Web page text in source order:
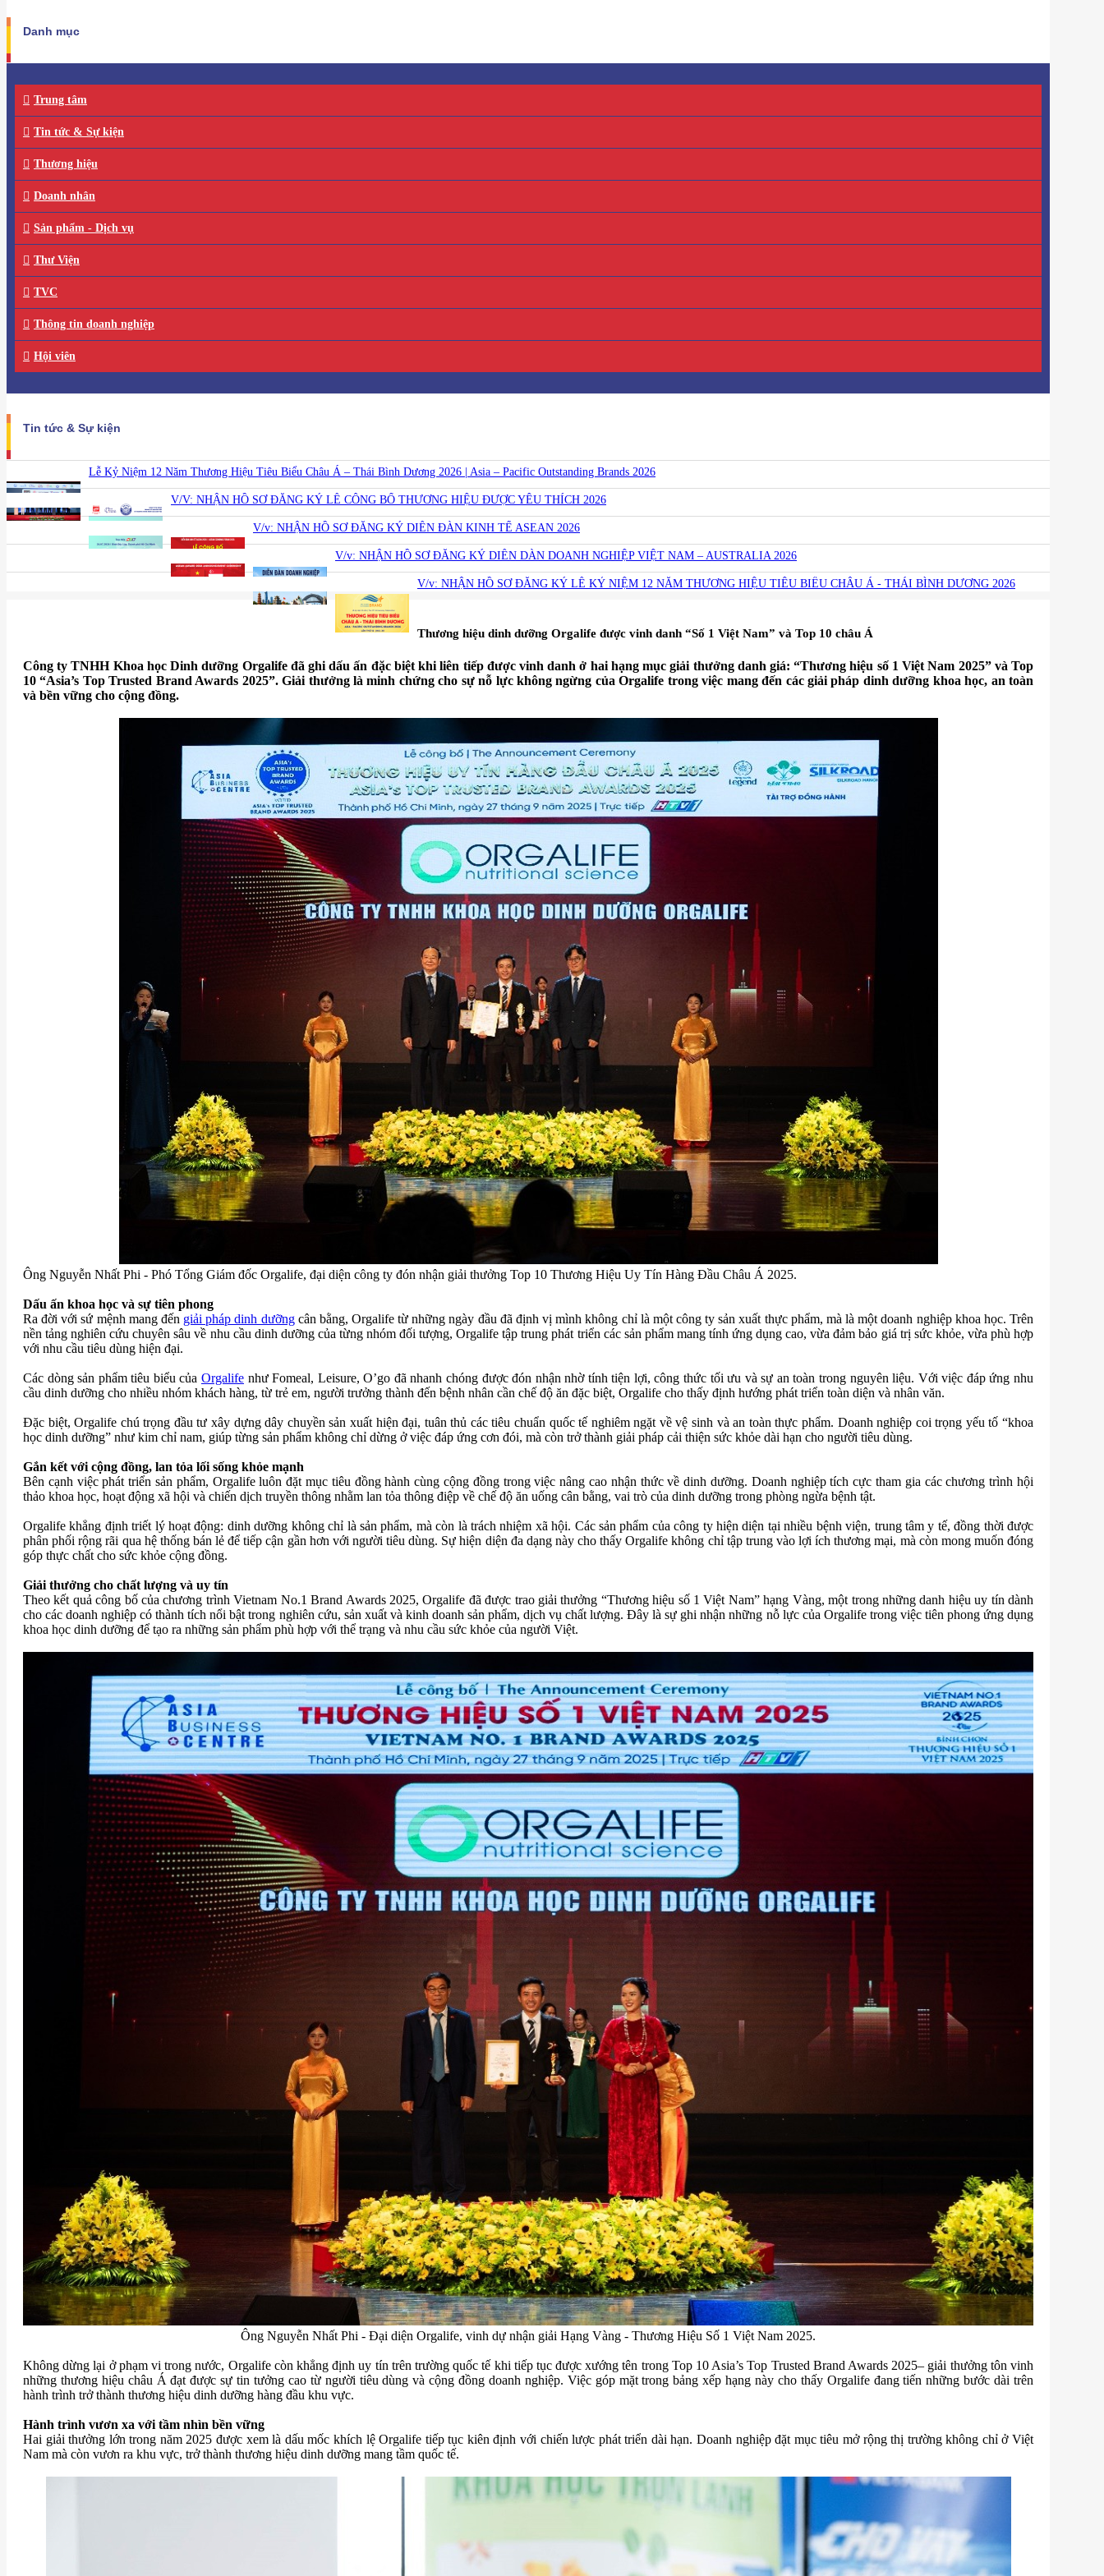
Danh mục
Trung tâm
Tin tức & Sự kiện
Thương hiệu
Doanh nhân
Sản phẩm - Dịch vụ
Thư Viện
TVC
Thông tin doanh nghiệp
Hội viên
Tin tức & Sự kiện
Lễ Kỷ Niệm 12 Năm Thương Hiệu Tiêu Biểu Châu Á – Thái Bình Dương 2026 | Asia – Pacific Outstanding Brands 2026
V/V: NHẬN HỒ SƠ ĐĂNG KÝ LỄ CÔNG BỐ THƯƠNG HIỆU ĐƯỢC YÊU THÍCH 2026
V/v: NHẬN HỒ SƠ ĐĂNG KÝ DIỄN ĐÀN KINH TẾ ASEAN 2026
V/v: NHẬN HỒ SƠ ĐĂNG KÝ DIỄN DÀN DOANH NGHIỆP VIỆT NAM – AUSTRALIA 2026
V/v: NHẬN HỒ SƠ ĐĂNG KÝ LỄ KỶ NIỆM 12 NĂM THƯƠNG HIỆU TIÊU BIỂU CHÂU Á - THÁI BÌNH DƯƠNG 2026
Thương hiệu dinh dưỡng Orgalife được vinh danh “Số 1 Việt Nam” và Top 10 châu Á
Công ty TNHH Khoa học Dinh dưỡng Orgalife đã ghi dấu ấn đặc biệt khi liên tiếp được vinh danh ở hai hạng mục giải thưởng danh giá: “Thương hiệu số 1 Việt Nam 2025” và Top
10 “Asia’s Top Trusted Brand Awards 2025”. Giải thưởng là minh chứng cho sự nỗ lực không ngừng của Orgalife trong việc mang đến các giải pháp dinh dưỡng khoa học, an toàn
và bền vững cho cộng đồng.
Ông Nguyễn Nhất Phi - Phó Tổng Giám đốc Orgalife, đại diện công ty đón nhận giải thưởng Top 10 Thương Hiệu Uy Tín Hàng Đầu Châu Á 2025.
Dấu ấn khoa học và sự tiên phong
Ra đời với sứ mệnh mang đến giải pháp dinh dưỡngcân bằng, Orgalife từ những ngày đầu đã định vị mình không chỉ là một công ty sản xuất thực phẩm, mà là một doanh nghiệp khoa học. Trên
nền tảng nghiên cứu chuyên sâu về nhu cầu dinh dưỡng của từng nhóm đối tượng, Orgalife tập trung phát triển các sản phẩm mang tính ứng dụng cao, vừa đảm bảo giá trị sức khỏe, vừa phù hợp
với nhu cầu tiêu dùng hiện đại.
Các dòng sản phẩm tiêu biểu của Orgalifenhư Fomeal, Leisure, O’go đã nhanh chóng được đón nhận nhờ tính tiện lợi, công thức tối ưu và sự an toàn trong nguyên liệu. Với việc đáp ứng nhu
cầu dinh dưỡng cho nhiều nhóm khách hàng, từ trẻ em, người trưởng thành đến bệnh nhân cần chế độ ăn đặc biệt, Orgalife cho thấy định hướng phát triển toàn diện và nhân văn.
Đặc biệt, Orgalife chú trọng đầu tư xây dựng dây chuyền sản xuất hiện đại, tuân thủ các tiêu chuẩn quốc tế nghiêm ngặt về vệ sinh và an toàn thực phẩm. Doanh nghiệp coi trọng yếu tố “khoa
học dinh dưỡng” như kim chỉ nam, giúp từng sản phẩm không chỉ dừng ở việc đáp ứng cơn đói, mà còn trở thành giải pháp cải thiện sức khỏe dài hạn cho người tiêu dùng.
Gắn kết với cộng đồng, lan tỏa lối sống khỏe mạnh
Bên cạnh việc phát triển sản phẩm, Orgalife luôn đặt mục tiêu đồng hành cùng cộng đồng trong việc nâng cao nhận thức về dinh dưỡng. Doanh nghiệp tích cực tham gia các chương trình hội
thảo khoa học, hoạt động xã hội và chiến dịch truyền thông nhằm lan tỏa thông điệp về chế độ ăn uống cân bằng, vai trò của dinh dưỡng trong phòng ngừa bệnh tật.
Orgalife khẳng định triết lý hoạt động: dinh dưỡng không chỉ là sản phẩm, mà còn là trách nhiệm xã hội. Các sản phẩm của công ty hiện diện tại nhiều bệnh viện, trung tâm y tế, đồng thời được
phân phối rộng rãi qua hệ thống bán lẻ để tiếp cận gần hơn với người tiêu dùng. Sự hiện diện đa dạng này cho thấy Orgalife không chỉ tập trung vào lợi ích thương mại, mà còn mong muốn đóng
góp thực chất cho sức khỏe cộng đồng.
Giải thưởng cho chất lượng và uy tín
Theo kết quả công bố của chương trình Vietnam No.1 Brand Awards 2025, Orgalife đã được trao giải thưởng “Thương hiệu số 1 Việt Nam” hạng Vàng, một trong những danh hiệu uy tín dành
cho các doanh nghiệp có thành tích nổi bật trong nghiên cứu, sản xuất và kinh doanh sản phẩm, dịch vụ chất lượng. Đây là sự ghi nhận những nỗ lực của Orgalife trong việc tiên phong ứng dụng
khoa học dinh dưỡng để tạo ra những sản phẩm phù hợp với thể trạng và nhu cầu sức khỏe của người Việt.
Ông Nguyễn Nhất Phi - Đại diện Orgalife, vinh dự nhận giải Hạng Vàng - Thương Hiệu Số 1 Việt Nam 2025.
Không dừng lại ở phạm vi trong nước, Orgalife còn khẳng định uy tín trên trường quốc tế khi tiếp tục được xướng tên trong Top 10 Asia’s Top Trusted Brand Awards 2025– giải thưởng tôn vinh
những thương hiệu châu Á đạt được sự tin tưởng cao từ người tiêu dùng và cộng đồng doanh nghiệp. Việc góp mặt trong bảng xếp hạng này cho thấy Orgalife đang tiến những bước dài trên
hành trình trở thành thương hiệu dinh dưỡng hàng đầu khu vực.
Hành trình vươn xa với tầm nhìn bền vững
Hai giải thưởng lớn trong năm 2025 được xem là dấu mốc khích lệ Orgalife tiếp tục kiên định với chiến lược phát triển dài hạn. Doanh nghiệp đặt mục tiêu mở rộng thị trường không chỉ ở Việt
Nam mà còn vươn ra khu vực, trở thành thương hiệu dinh dưỡng mang tầm quốc tế.